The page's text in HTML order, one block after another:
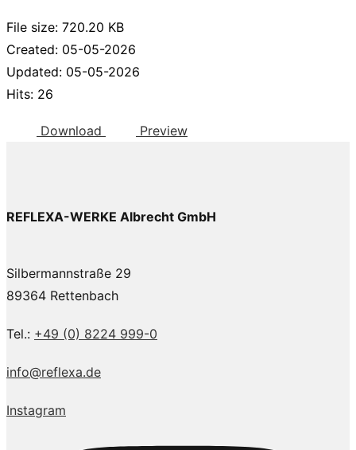
File size: 720.20 KB
Created: 05-05-2026
Updated: 05-05-2026
Hits: 26
Download Preview
REFLEXA-WERKE Albrecht GmbH
Silbermannstraße 29
89364 Rettenbach
Tel.: +49 (0) 8224 999-0
info@reflexa.de
Instagram